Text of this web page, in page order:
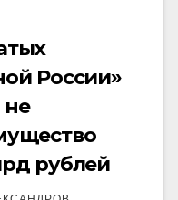
России»
не
рублей